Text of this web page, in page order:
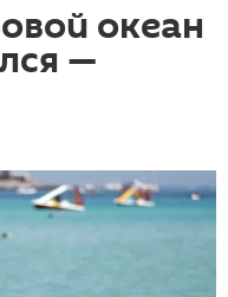
океан
—